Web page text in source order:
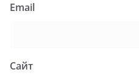
Email
Сайт